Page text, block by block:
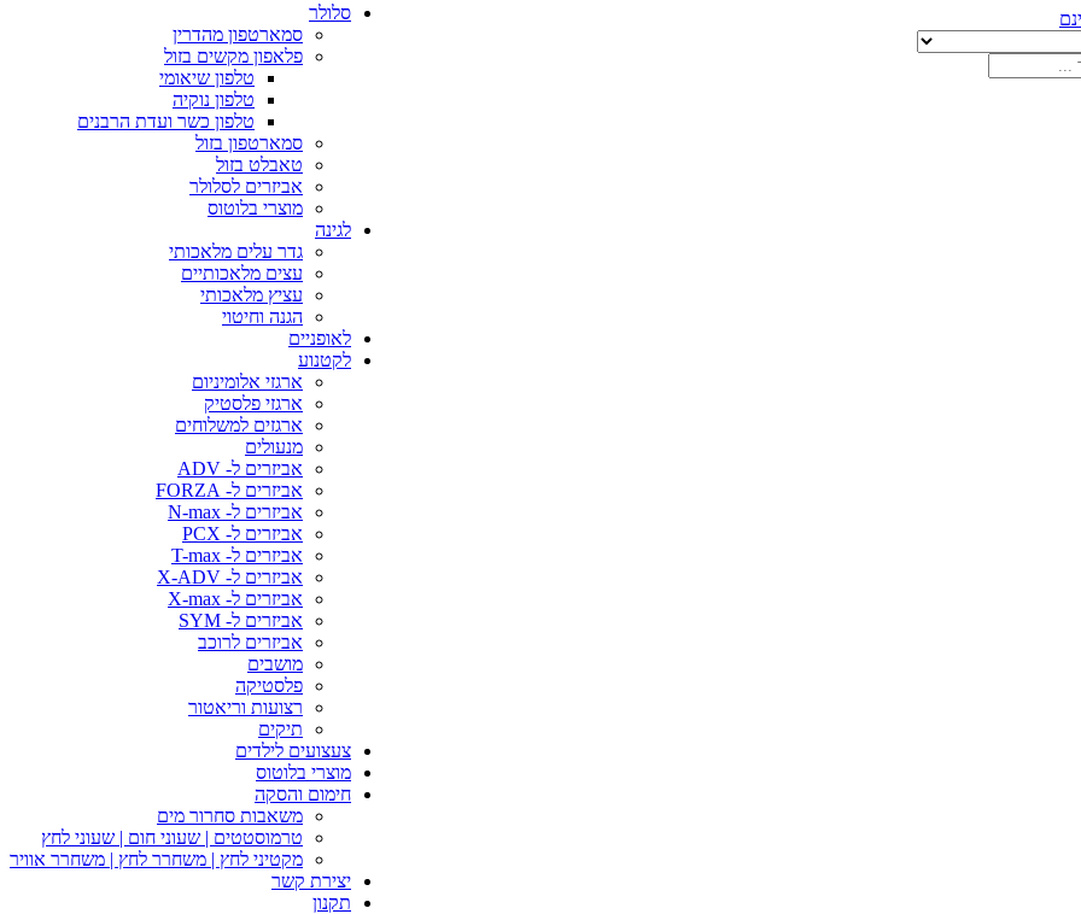
סלולר
סמארטפון מהדרין
פלאפון מקשים בזול
טלפון שיאומי
טלפון נוקיה
טלפון כשר ועדת הרבנים
סמארטפון בזול
טאבלט בזול
אביזרים לסלולר
מוצרי בלוטוס
לגינה
גדר עלים מלאכותי
עצים מלאכותיים
עציץ מלאכותי
הגנה וחיטוי
לאופניים
לקטנוע
ארגזי אלומיניום
ארגזי פלסטיק
ארגזים למשלוחים
מנעולים
אביזרים ל- ADV
אביזרים ל- FORZA
אביזרים ל- N-max
אביזרים ל- PCX
אביזרים ל- T-max
אביזרים ל- X-ADV
אביזרים ל- X-max
אביזרים ל- SYM
אביזרים לרוכב
מושבים
פלסטיקה
רצועות וריאטור
תיקים
צעצועים לילדים
מוצרי בלוטוס
חימום והסקה
משאבות סחרור מים
טרמוסטטים | שעוני חום | שעוני לחץ
מקטיני לחץ | משחרר לחץ | משחרר אוויר
יצירת קשר
תקנון